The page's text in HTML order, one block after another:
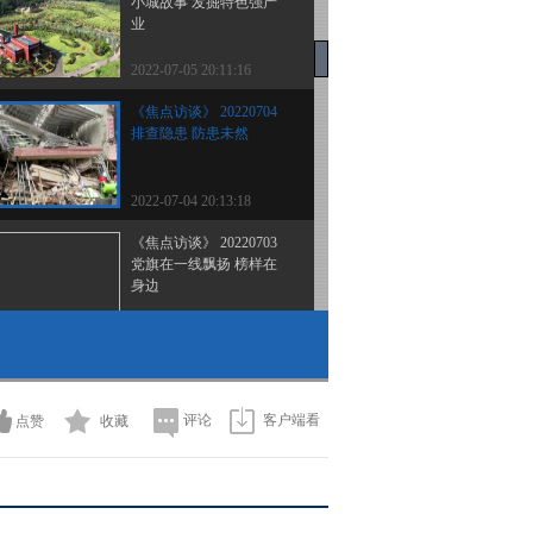
业
2022-07-05 20:11:16
《焦点访谈》 20220704
排查隐患 防患未然
2022-07-04 20:13:18
《焦点访谈》 20220703
党旗在一线飘扬 榜样在
身边
致远
2022-07-02 20:09:22
《焦点访谈》 20220701
点赞 收藏 评论 客户端看